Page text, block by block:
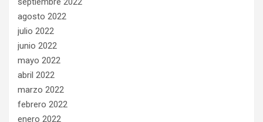
agosto 2022
julio 2022
junio 2022
mayo 2022
abril 2022
marzo 2022
febrero 2022
enero 2022